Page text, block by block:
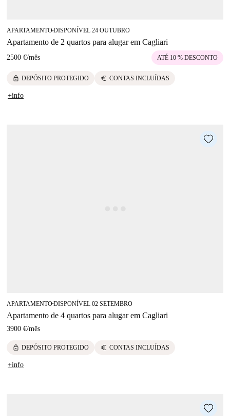
APARTAMENTO■DISPONÍVEL 24 OUTUBRO
Apartamento de 2 quartos para alugar em Cagliari
2500 €/mês ATÉ 10 % DESCONTO
lock DEPÓSITO PROTEGIDO euro CONTAS INCLUÍDAS
+info
APARTAMENTO■DISPONÍVEL 02 SETEMBRO
Apartamento de 4 quartos para alugar em Cagliari
3900 €/mês
lock DEPÓSITO PROTEGIDO euro CONTAS INCLUÍDAS
+info